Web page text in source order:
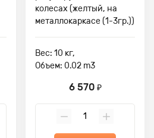
колесах (желтый, на
металлокаркасе (1-3гр.))
Вес: 10 кг,
Объем: 0.02 m3
6 570 ₽